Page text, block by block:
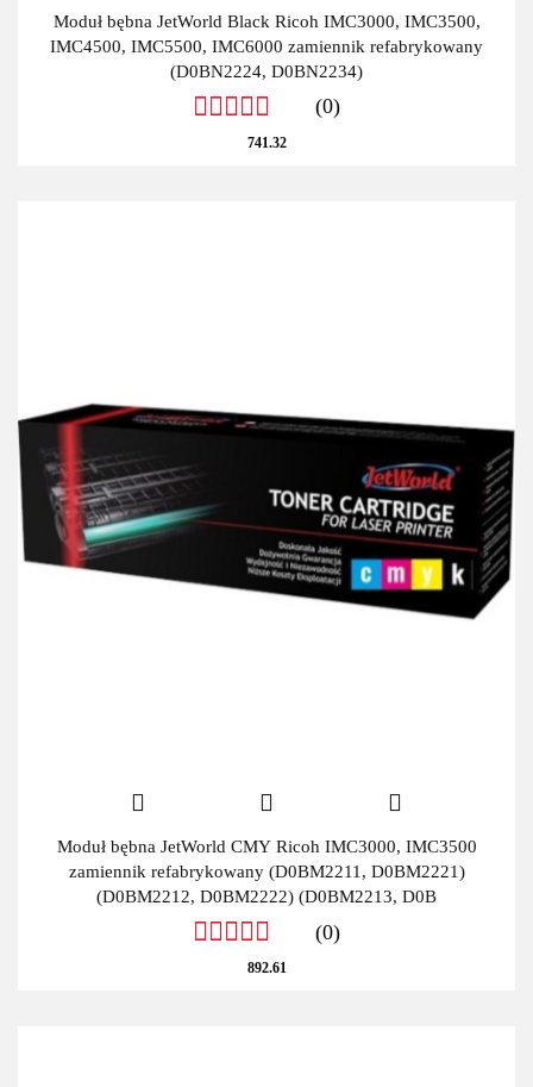
Moduł bębna JetWorld Black Ricoh IMC3000, IMC3500,
IMC4500, IMC5500, IMC6000 zamiennik refabrykowany
(D0BN2224, D0BN2234)
(0)
741.32
Moduł bębna JetWorld CMY Ricoh IMC3000, IMC3500
zamiennik refabrykowany (D0BM2211, D0BM2221)
(D0BM2212, D0BM2222) (D0BM2213, D0B
(0)
892.61